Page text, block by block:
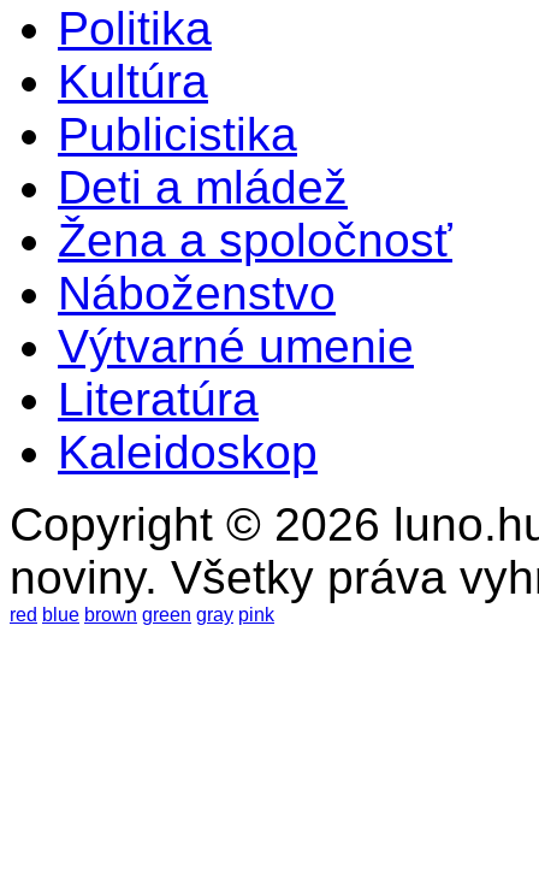
Politika
Kultúra
Publicistika
Deti a mládež
Žena a spoločnosť
Náboženstvo
Výtvarné umenie
Literatúra
Kaleidoskop
Copyright © 2026
noviny. Všetky práva
red blue brown green gray pink